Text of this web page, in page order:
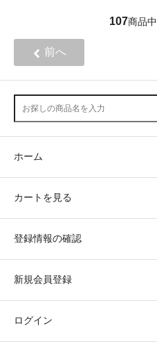
107商品中
前へ
ホーム
カートを見る
登録情報の確認
新規会員登録
ログイン